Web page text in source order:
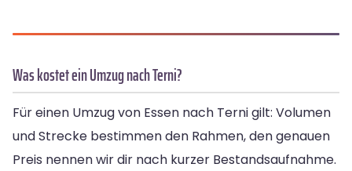
Was kostet ein Umzug nach Terni?
Für einen Umzug von Essen nach Terni gilt: Volumen
und Strecke bestimmen den Rahmen, den genauen
Preis nennen wir dir nach kurzer Bestandsaufnahme.